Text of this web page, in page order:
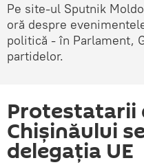
Pe site-ul Sputnik
oră despre
politică - în Parlament,
partidelor.
Protestatarii
Chișinăului
delegația UE